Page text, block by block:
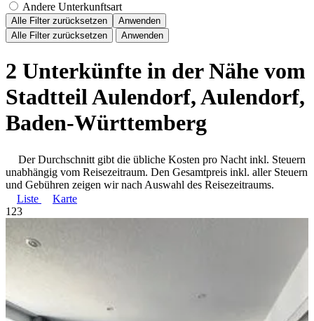
Andere Unterkunftsart
Alle Filter zurücksetzen
Anwenden
Alle Filter zurücksetzen
Anwenden
2 Unterkünfte in der Nähe vom
Stadtteil Aulendorf, Aulendorf,
Baden-Württemberg
Der Durchschnitt gibt die übliche Kosten pro Nacht inkl. Steuern
unabhängig vom Reisezeitraum. Den Gesamtpreis inkl. aller Steuern
und Gebühren zeigen wir nach Auswahl des Reisezeitraums.
Liste
Karte
1 23